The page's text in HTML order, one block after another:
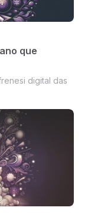
que
digital das